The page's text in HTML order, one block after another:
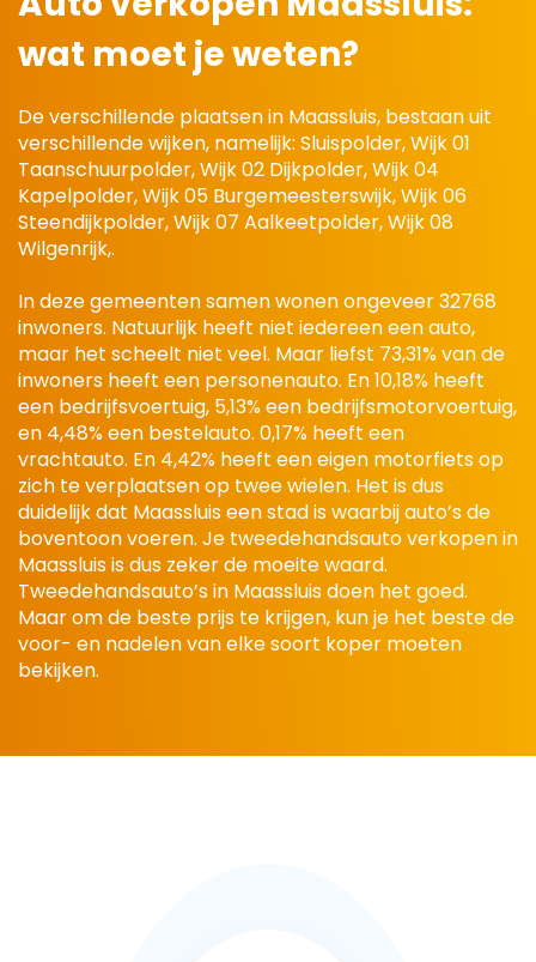
wat moet je weten?
De verschillende plaatsen in Maassluis, bestaan uit
verschillende wijken, namelijk: Sluispolder, Wijk 01
Taanschuurpolder, Wijk 02 Dijkpolder, Wijk 04
Kapelpolder, Wijk 05 Burgemeesterswijk, Wijk 06
Steendijkpolder, Wijk 07 Aalkeetpolder, Wijk 08
Wilgenrijk,.
In deze gemeenten samen wonen ongeveer 32768
inwoners. Natuurlijk heeft niet iedereen een auto,
maar het scheelt niet veel. Maar liefst 73,31% van de
inwoners heeft een personenauto. En 10,18% heeft
een bedrijfsvoertuig, 5,13% een bedrijfsmotorvoertuig,
en 4,48% een bestelauto. 0,17% heeft een
vrachtauto. En 4,42% heeft een eigen motorfiets op
zich te verplaatsen op twee wielen. Het is dus
duidelijk dat Maassluis een stad is waarbij auto’s de
boventoon voeren. Je tweedehandsauto verkopen in
Maassluis is dus zeker de moeite waard.
Tweedehandsauto’s in Maassluis doen het goed.
Maar om de beste prijs te krijgen, kun je het beste de
voor- en nadelen van elke soort koper moeten
bekijken.